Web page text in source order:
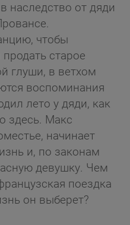
наследство от дяди
чтобы
старое
глуши, в ветхом
воспоминания
лето у дяди, как
здесь. Макс
начинает
и, по законам
девушку. Чем
поездка
он выберет?